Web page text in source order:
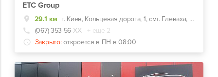
ЕТС Group
29.1 км
г. Киев, Кольцевая дорога, 1, смт. Глеваха, вул. Сулими, 9
(067) 353-56-ХХ
+ еще 2
Закрыто: откроется в ПН в 08:00